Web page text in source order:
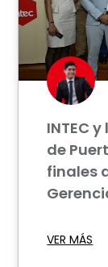
INTEC
de
finales
VER MÁS